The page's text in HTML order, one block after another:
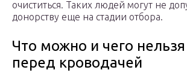
очиститься. Таких людей могут не
донорству еще на стадии отбора.
Что можно и чего нельзя
перед кроводачей